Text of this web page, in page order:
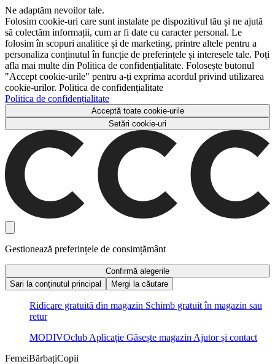
Ne adaptăm nevoilor tale.
Folosim cookie-uri care sunt instalate pe dispozitivul tău și ne ajută
să colectăm informații, cum ar fi date cu caracter personal. Le
folosim în scopuri analitice și de marketing, printre altele pentru a
personaliza conținutul în funcție de preferințele și interesele tale. Poți
afla mai multe din Politica de confidențialitate. Folosește butonul
"Accept cookie-urile" pentru a-ți exprima acordul privind utilizarea
cookie-urilor. Politica de confidențialitate
Politica de confidențialitate
Acceptă toate cookie-urile
Setări cookie-uri
Gestionează preferințele de consimțământ
Confirmă alegerile
Sari la conținutul principal
Mergi la căutare
Ridicare gratuită din magazin Schimb gratuit în magazin sau
retur
MODIVOclub Aplicație Găsește magazin Ajutor și contact
FemeiBărbațiCopii